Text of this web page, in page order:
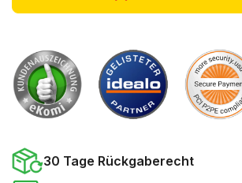
30 Tage Rückgaberecht